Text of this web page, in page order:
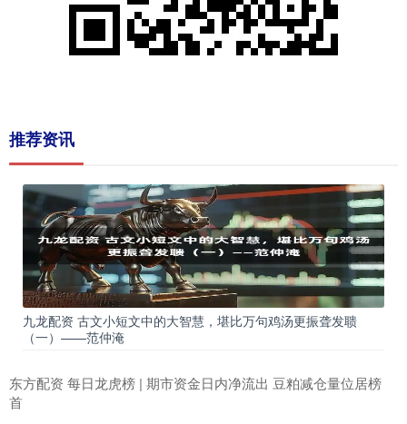
推荐资讯
九龙配资 古文小短文中的大智慧，堪比万句鸡汤更振聋发聩
（一）——范仲淹
东方配资 每日龙虎榜 | 期市资金日内净流出 豆粕减仓量位居榜
首